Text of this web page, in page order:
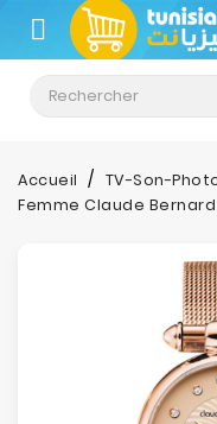
CATÉGORIE
Climatisation
Informatique
Accueil TV-Son-
Femme Claude Bernard